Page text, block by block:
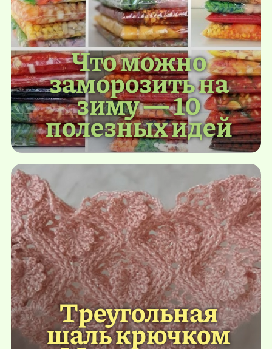
Что можно
заморозить на
зиму — 10
полезных идей
Треугольная
шаль крючком